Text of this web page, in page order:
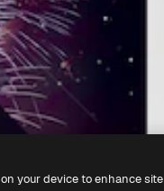
your device to enhance site